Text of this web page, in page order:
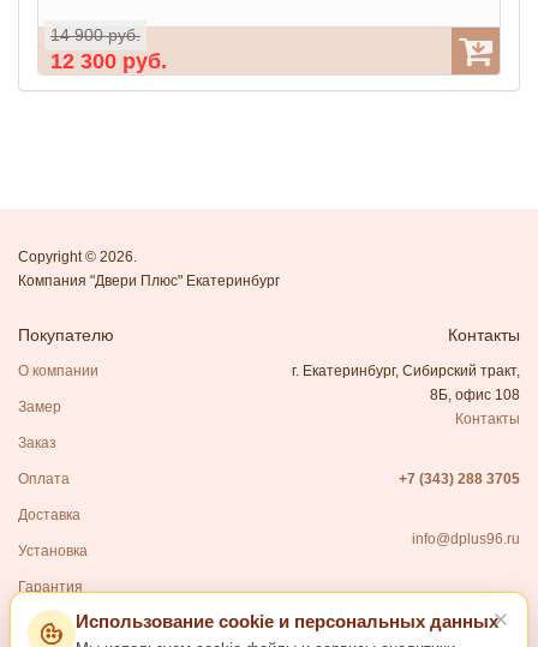
14 900 руб.
12 300 руб.
Copyright © 2026.
Компания "Двери Плюс" Екатеринбург
Покупателю
О компании
Замер
Заказ
Оплата
Доставка
Установка
Гарантия
Контакты
г. Екатеринбург, Сибирский тракт,
8Б, офис 108
Контакты
+7 (343) 288 3705
info@dplus96.ru
КаталогИспользование cookie и персональных данных